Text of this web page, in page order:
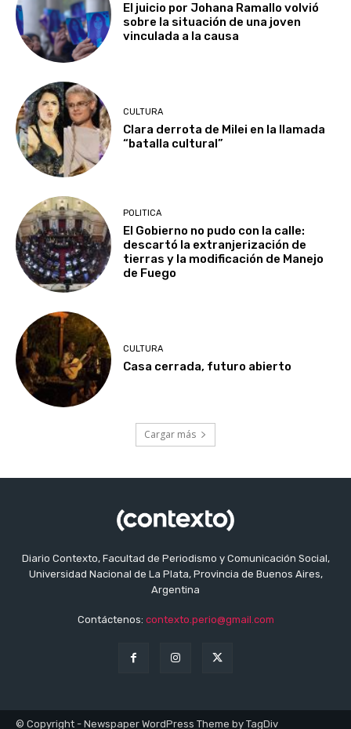
El juicio por Johana Ramallo volvió
sobre la situación de una joven
vinculada a la causa
CULTURA
Clara derrota de Milei en la llamada
“batalla cultural”
POLITICA
El Gobierno no pudo con la calle:
descartó la extranjerización de
tierras y la modificación de Manejo
de Fuego
CULTURA
Casa cerrada, futuro abierto
Cargar más
Diario Contexto, Facultad de Periodismo y Comunicación Social,
Universidad Nacional de La Plata, Provincia de Buenos Aires,
Argentina
Contáctenos: contexto.perio@gmail.com
© Copyright - Newspaper WordPress Theme by TagDiv